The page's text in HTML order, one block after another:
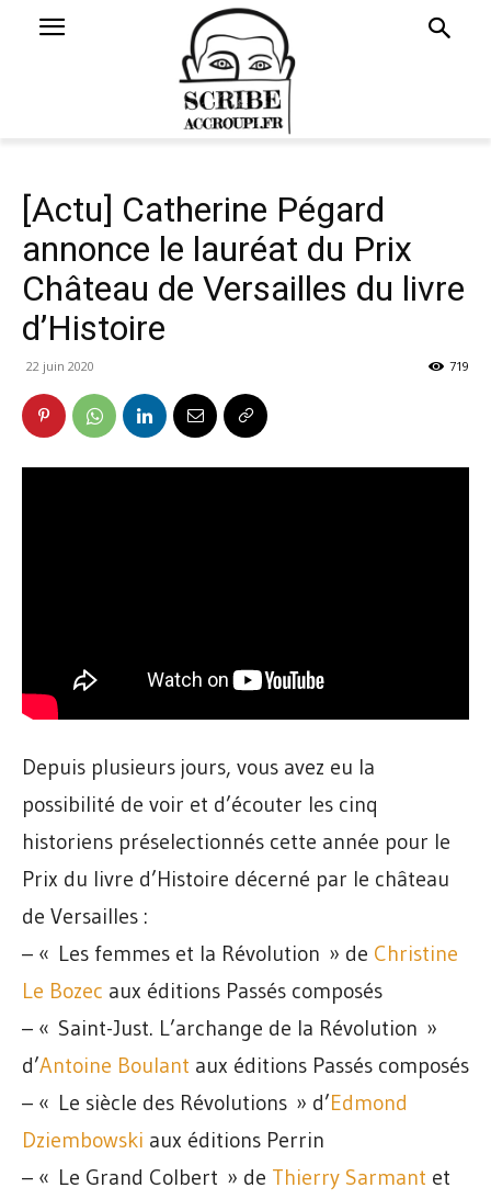
[Actu] Catherine Pégard
annonce le lauréat du Prix
Château de Versailles du livre
d’Histoire
22 juin 2020 719
Depuis plusieurs jours, vous avez eu la
possibilité de voir et d’écouter les cinq
historiens préselectionnés cette année pour le
Prix du livre d’Histoire décerné par le château
de Versailles :
– « Les femmes et la Révolution » de Christine
Le Bozec aux éditions Passés composés
– « Saint-Just. L’archange de la Révolution »
d’Antoine Boulant aux éditions Passés composés
– « Le siècle des Révolutions » d’Edmond
Dziembowski aux éditions Perrin
– « Le Grand Colbert » de Thierry Sarmant et